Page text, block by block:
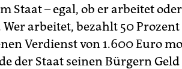
Staat – egal, ob er arbeitet
arbeitet, bezahlt 50
Verdienst von 1.600 Euro
der Staat seinen Bürgern